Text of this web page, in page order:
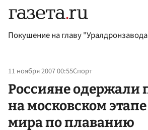
Покушение на главу
11 ноября 2007 00:55Спорт
Россияне одержали
на московском
мира по плаванию